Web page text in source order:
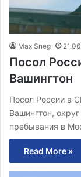
Max Sneg
Посол
Вашингтон
Посол России в
Вашингтон,
пребывания в
Read More »